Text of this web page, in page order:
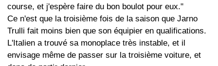
course, et j'espère faire du bon boulot pour eux."
Ce n'est que la troisième fois de la saison que Jarno
Trulli fait moins bien que son équipier en qualifications.
L'Italien a trouvé sa monoplace très instable, et il
envisage même de passer sur la troisième voiture, et